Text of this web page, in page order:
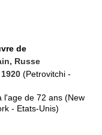
de
Russe
1920(Petrovitchi -
l'age de 72 ans (New
- Etats-Unis)